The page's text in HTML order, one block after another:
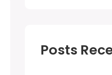
Posts